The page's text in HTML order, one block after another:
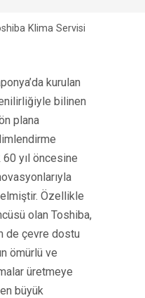
Klima Servisi
kurulan
bilinen
plana
yıl öncesine
Özellikle
olan Toshiba,
de çevre dostu
ömürlü ve
üretmeye
büyük